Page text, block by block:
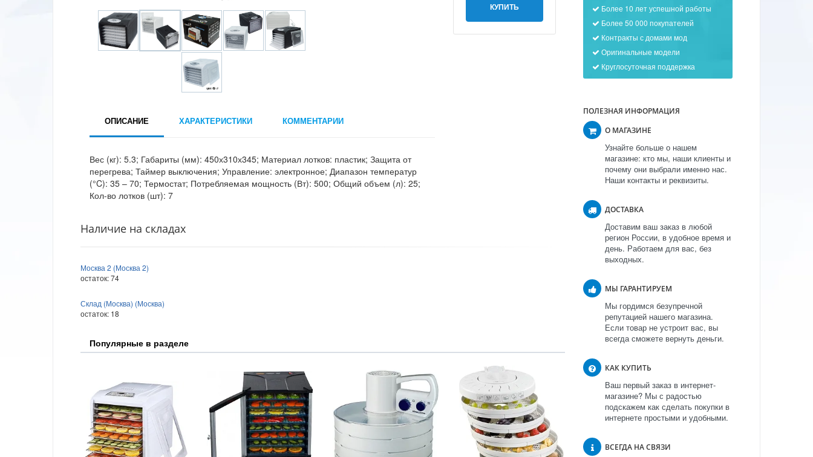
КУПИТЬ
ОПИСАНИЕ ХАРАКТЕРИСТИКИ КОММЕНТАРИИ
Вес (кг): 5.3; Габариты (мм): 450х310х345; Материал лотков: пластик; Защита от
перегрева; Таймер выключения; Управление: электронное; Диапазон температур
(°C): 35 – 70; Термостат; Потребляемая мощность (Вт): 500; Общий объем (л): 25;
Кол-во лотков (шт): 7
Наличие на складах
Москва 2 (Москва 2)
остаток:74
Склад (Москва) (Москва)
остаток: 18
Популярные в разделе
Более 10 лет успешной работы
Более 50 000 покупателей
Контракты с домами мод
Оригинальные модели
Круглосуточная поддержка
ПОЛЕЗНАЯ ИНФОРМАЦИЯ
О МАГАЗИНЕ
Узнайте больше о нашем
магазине: кто мы, наши клиенты и
почему они выбрали именно нас.
Наши контакты и реквизиты.
ДОСТАВКА
Доставим ваш заказ в любой
регион России, в удобное время и
день. Работаем для вас, без
выходных.
МЫ ГАРАНТИРУЕМ
Мы гордимся безупречной
репутацией нашего магазина.
Если товар не устроит вас, вы
всегда сможете вернуть деньги.
КАК КУПИТЬ
Ваш первый заказ в интернет-
магазине? Мы с радостью
подскажем как сделать покупки в
интернете простыми и удобными.
ВСЕГДА НА СВЯЗИ